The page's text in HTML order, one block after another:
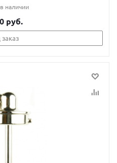
наличии
руб.